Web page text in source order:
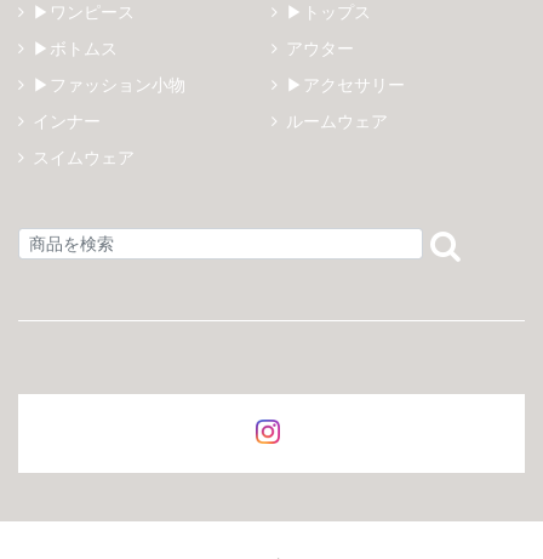
▶ワンピース
▶トップス
▶ボトムス
アウター
▶ファッション小物
▶アクセサリー
インナー
ルームウェア
スイムウェア